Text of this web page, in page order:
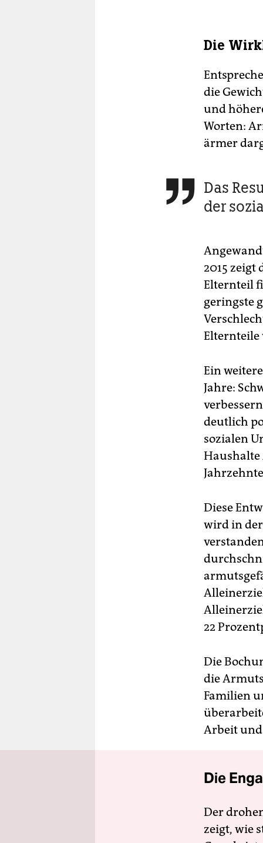
Die
die
und
Worten:
ärmer
 Das
der
2015 zeigt
Elternteil
geringste
Elternteile
Ein
Jahre:
deutlich
sozialen
Haushalte
Diese
wird in
22
Die
die
Familien
Arbeit und
Die
Der
zeigt, wie